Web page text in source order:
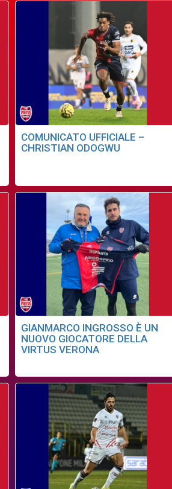
COMUNICATO UFFICIALE –
CHRISTIAN ODOGWU
GIANMARCO INGROSSO È UN
NUOVO GIOCATORE DELLA
VIRTUS VERONA